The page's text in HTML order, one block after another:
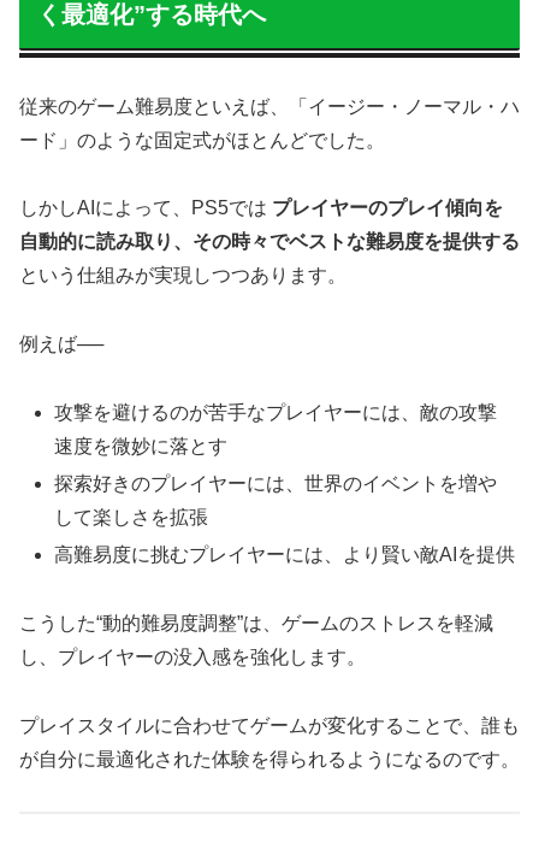
く最適化”する時代へ
従来のゲーム難易度といえば、「イージー・ノーマル・ハ
ード」のような固定式がほとんどでした。
しかしAIによって、PS5では プレイヤーのプレイ傾向を
自動的に読み取り、その時々でベストな難易度を提供する
という仕組みが実現しつつあります。
例えば──
攻撃を避けるのが苦手なプレイヤーには、敵の攻撃
速度を微妙に落とす
探索好きのプレイヤーには、世界のイベントを増や
して楽しさを拡張
高難易度に挑むプレイヤーには、より賢い敵AIを提供
こうした“動的難易度調整”は、ゲームのストレスを軽減
し、プレイヤーの没入感を強化します。
プレイスタイルに合わせてゲームが変化することで、誰も
が自分に最適化された体験を得られるようになるのです。